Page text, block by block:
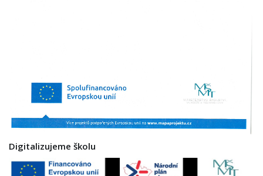
Digitalizujeme školu